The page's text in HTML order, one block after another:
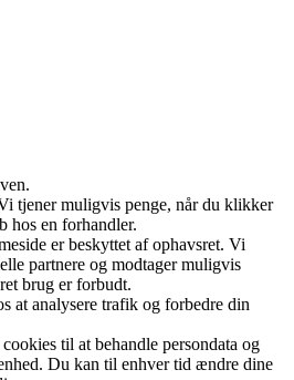
tjener muligvis penge, når du klikker
hos en forhandler.
er beskyttet af ophavsret. Vi
partnere og modtager muligvis
brug er forbudt.
at analysere trafik og forbedre din
til at behandle persondata og
Du kan til enhver tid ændre dine